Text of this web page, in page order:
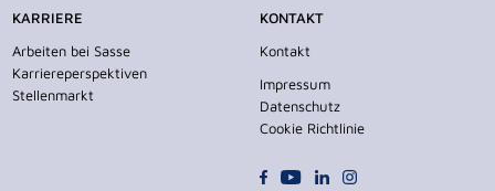
KARRIERE
Arbeiten bei Sasse
Karriereperspektiven
Stellenmarkt
KONTAKT
Kontakt
Impressum
Datenschutz
Cookie Richtlinie